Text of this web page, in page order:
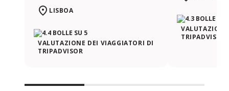
LISBOA
VALUTAZIONE DEI VIAGGIATORI DI
TRIPADVISOR
TRIPADVISOR